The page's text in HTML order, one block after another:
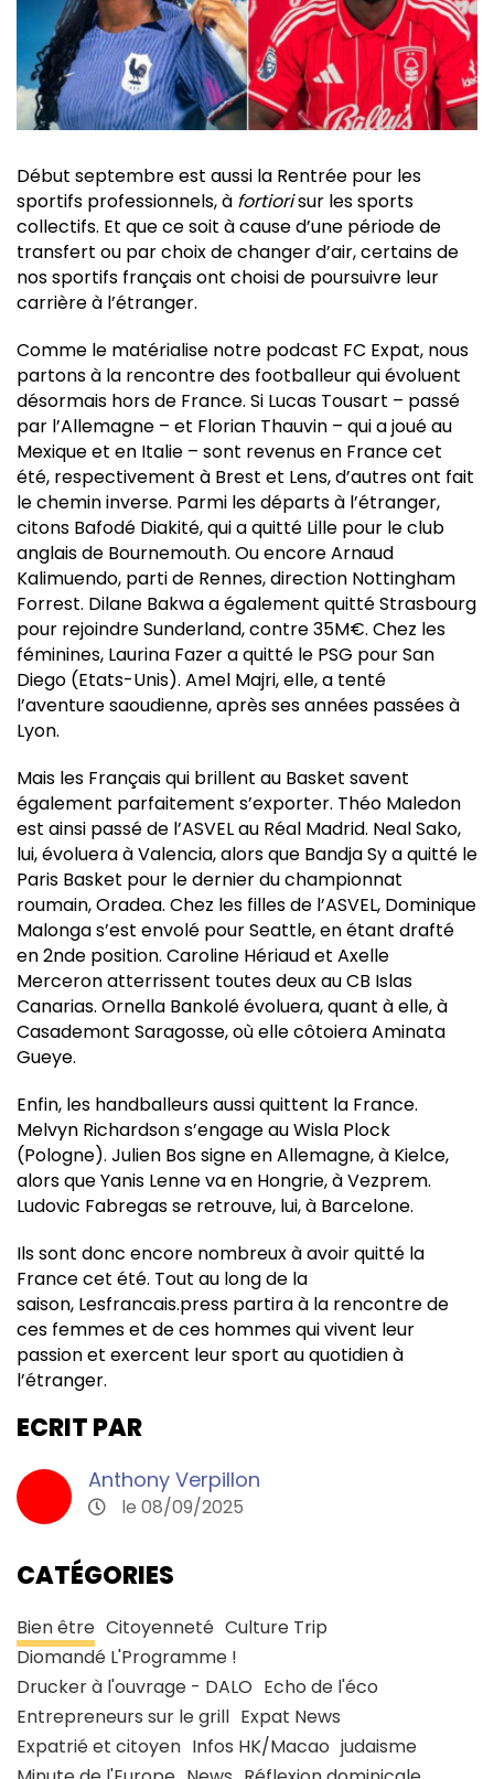
Début septembre est aussi la Rentrée pour les
sportifs professionnels, à fortiorisur les sports
collectifs. Et que ce soit à cause d’une période de
transfert ou par choix de changer d’air, certains de
nos sportifs français ont choisi de poursuivre leur
carrière à l’étranger.
Comme le matérialise notre podcast FC Expat, nous
partons à la rencontre des footballeur qui évoluent
désormais hors de France. Si Lucas Tousart – passé
par l’Allemagne – et Florian Thauvin – qui a joué au
Mexique et en Italie – sont revenus en France cet
été, respectivement à Brest et Lens, d’autres ont fait
le chemin inverse. Parmi les départs à l’étranger,
citons Bafodé Diakité, qui a quitté Lille pour le club
anglais de Bournemouth. Ou encore Arnaud
Kalimuendo, parti de Rennes, direction Nottingham
Forrest. Dilane Bakwa a également quitté Strasbourg
pour rejoindre Sunderland, contre 35M€. Chez les
féminines, Laurina Fazer a quitté le PSG pour San
Diego (Etats-Unis). Amel Majri, elle, a tenté
l’aventure saoudienne, après ses années passées à
Lyon.
Mais les Français qui brillent au Basket savent
également parfaitement s’exporter. Théo Maledon
est ainsi passé de l’ASVEL au Réal Madrid. Neal Sako,
lui, évoluera à Valencia, alors que Bandja Sy a quitté le
Paris Basket pour le dernier du championnat
roumain, Oradea. Chez les filles de l’ASVEL, Dominique
Malonga s’est envolé pour Seattle, en étant drafté
en 2nde position. Caroline Hériaud et Axelle
Merceron atterrissent toutes deux au CB Islas
Canarias. Ornella Bankolé évoluera, quant à elle, à
Casademont Saragosse, où elle côtoiera Aminata
Gueye.
Enfin, les handballeurs aussi quittent la France.
Melvyn Richardson s’engage au Wisla Plock
(Pologne). Julien Bos signe en Allemagne, à Kielce,
alors que Yanis Lenne va en Hongrie, à Vezprem.
Ludovic Fabregas se retrouve, lui, à Barcelone.
Ils sont donc encore nombreux à avoir quitté la
France cet été. Tout au long de la
saison, Lesfrancais.press partira à la rencontre de
ces femmes et de ces hommes qui vivent leur
passion et exercent leur sport au quotidien à
l’étranger.
ECRIT PAR
Anthony Verpillon
le 08/09/2025
CATÉGORIES
Bien être Citoyenneté Culture Trip
Diomandé L'Programme !
Drucker à l'ouvrage - DALO Echo de l'éco
Entrepreneurs sur le grill Expat News
Expatrié et citoyen Infos HK/Macao judaisme